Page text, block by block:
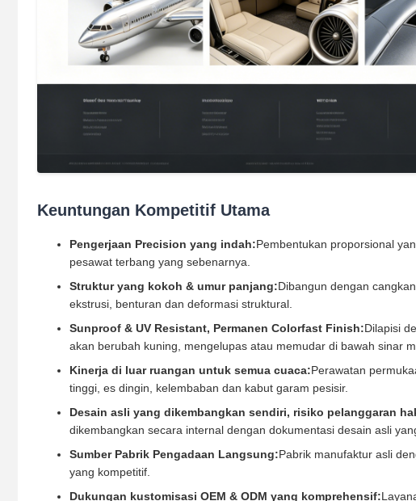
Keuntungan Kompetitif Utama
Pengerjaan Precision yang indah:Pembentukan proporsional
pesawat terbang yang sebenarnya.
Struktur yang kokoh & umur panjang:Dibangun dengan
ekstrusi, benturan dan deformasi struktural.
Sunproof & UV Resistant, Permanen Colorfast Finish:Dilapisi
akan berubah kuning, mengelupas atau memudar di bawah sinar
Kinerja di luar ruangan untuk semua cuaca:Perawatan
tinggi, es dingin, kelembaban dan kabut garam pesisir.
Desain asli yang dikembangkan sendiri, risiko pelanggaran
dikembangkan secara internal dengan dokumentasi desain asli
Sumber Pabrik Pengadaan Langsung:Pabrik manufaktur asli
yang kompetitif.
Dukungan kustomisasi OEM & ODM yang komprehensif: